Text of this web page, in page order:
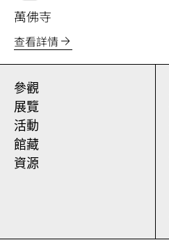
萬佛寺
查看詳情
參觀
展覽
活動
館藏
資源